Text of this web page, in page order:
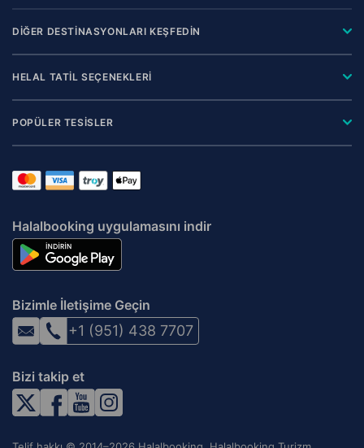
DİĞER DESTİNASYONLARI KEŞFEDİN
HELAL TATİL SEÇENEKLERİ
POPÜLER TESİSLER
Halalbooking uygulamasını indir
Bizimle İletişime Geçin
+1 (951) 438 7707
Bizi takip et